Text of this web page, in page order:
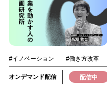
#イノベーション #働き方改革
オンデマンド配信 配信中